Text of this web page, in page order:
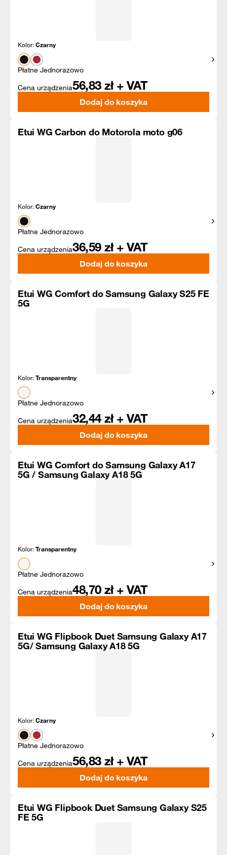
Kolor:Czarny
Płatne Jednorazowo
Cena urządzenia56,83 zł + VAT
Dodaj do koszyka
Etui WG Carbon do Motorola moto g06
Kolor:Czarny
Płatne Jednorazowo
Cena urządzenia36,59 zł + VAT
Dodaj do koszyka
Etui WG Comfort do Samsung Galaxy S25 FE
5G
Kolor:Transparentny
Płatne Jednorazowo
Cena urządzenia32,44 zł + VAT
Dodaj do koszyka
Etui WG Comfort do Samsung Galaxy A17
5G / Samsung Galaxy A18 5G
Kolor:Transparentny
Płatne Jednorazowo
Cena urządzenia48,70 zł + VAT
Dodaj do koszyka
Etui WG Flipbook Duet Samsung Galaxy A17
5G/ Samsung Galaxy A18 5G
Kolor:Czarny
Płatne Jednorazowo
Cena urządzenia56,83 zł + VAT
Dodaj do koszyka
Etui WG Flipbook Duet Samsung Galaxy S25
FE 5G